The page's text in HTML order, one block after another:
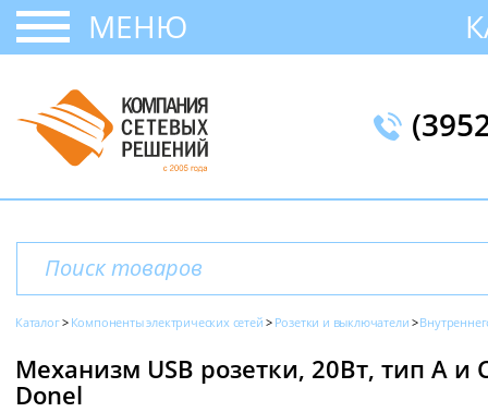
МЕНЮ
Каталог Компоненты электрических сетей Розетки и выключатели
Механизм USB розетки, 20Вт, тип А
Donel